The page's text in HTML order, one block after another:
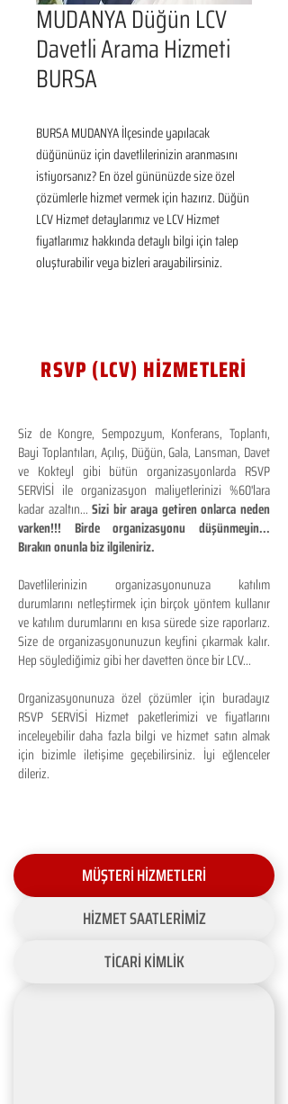
MUDANYA Düğün LCV
Davetli Arama Hizmeti
BURSA
BURSA MUDANYA İlçesinde yapılacak
düğününüz için davetlilerinizin aranmasını
istiyorsanız? En özel gününüzde size özel
çözümlerle hizmet vermek için hazırız. Düğün
LCV Hizmet detaylarımız ve LCV Hizmet
fiyatlarımız hakkında detaylı bilgi için talep
oluşturabilir veya bizleri arayabilirsiniz.
RSVP (LCV) HİZMETLERİ
Siz de Kongre, Sempozyum, Konferans, Toplantı,
Bayi Toplantıları, Açılış, Düğün, Gala, Lansman, Davet
ve Kokteyl gibi bütün organizasyonlarda RSVP
SERVİSİ ile organizasyon maliyetlerinizi %60'lara
kadar azaltın...Sizi bir araya getiren onlarca neden
varken!!! Birde organizasyonu düşünmeyin...
Bırakın onunla biz ilgileniriz.
Davetlilerinizin organizasyonunuza katılım
durumlarını netleştirmek için birçok yöntem kullanır
ve katılım durumlarını en kısa sürede size raporlarız.
Size de organizasyonunuzun keyfini çıkarmak kalır.
Hep söylediğimiz gibi her davetten önce bir LCV...
Organizasyonunuza özel çözümler için buradayız
RSVP SERVİSİ Hizmet paketlerimizi ve fiyatlarını
inceleyebilir daha fazla bilgi ve hizmet satın almak
için bizimle iletişime geçebilirsiniz. İyi eğlenceler
dileriz.
MÜŞTERİ HİZMETLERİ
HİZMET SAATLERİMİZ
TİCARİ KİMLİK